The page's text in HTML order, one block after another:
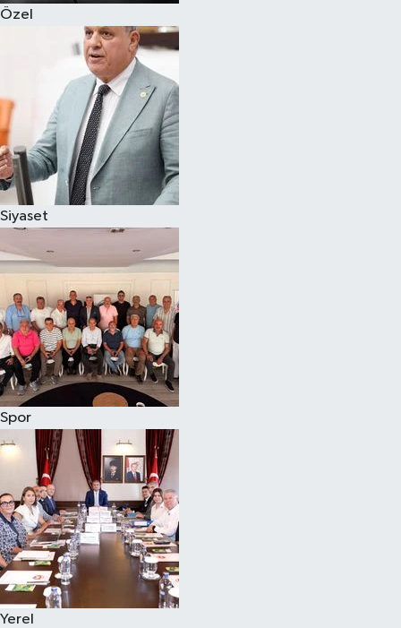
Özel
Siyaset
Spor
Yerel
Magazin
Özel
Resmi İlanlar
Sağlık
Spor
Yaşam
Yerel Yönetimler
Yurttan